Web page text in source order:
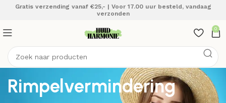
Gratis verzending vanaf €25,- | Voor 17.00 uur besteld, vandaag
verzonden
0
Rimpelvermindering